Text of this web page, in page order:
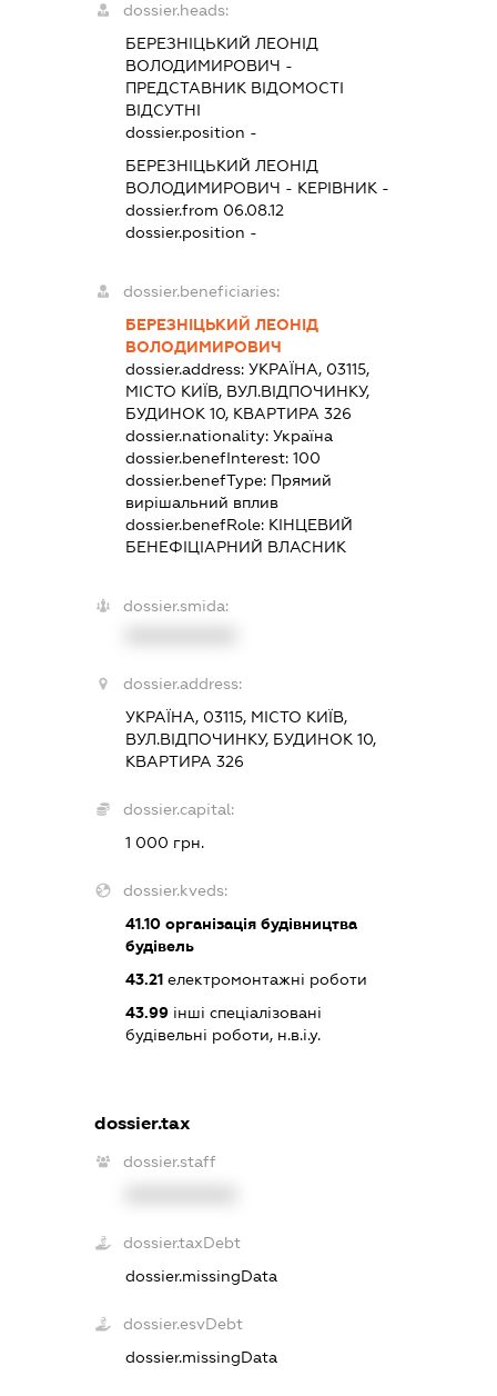
dossier.heads:
БЕРЕЗНІЦЬКИЙ ЛЕОНІД
ВОЛОДИМИРОВИЧ -
ПРЕДСТАВНИКВІДОМОСТІ
ВІДСУТНІ
dossier.position -
БЕРЕЗНІЦЬКИЙ ЛЕОНІД
ВОЛОДИМИРОВИЧ - КЕРІВНИК-
dossier.from 06.08.12
dossier.position -
dossier.beneficiaries:
БЕРЕЗНІЦЬКИЙ ЛЕОНІД
ВОЛОДИМИРОВИЧ
dossier.address: УКРАЇНА, 03115,
МІСТО КИЇВ, ВУЛ.ВІДПОЧИНКУ,
БУДИНОК 10, КВАРТИРА 326
dossier.nationality: Україна
dossier.benefInterest: 100
dossier.benefType: Прямий
вирішальний вплив
dossier.benefRole: КІНЦЕВИЙ
БЕНЕФІЦІАРНИЙ ВЛАСНИК
dossier.smida:
dossier.address:
УКРАЇНА, 03115, МІСТО КИЇВ,
ВУЛ.ВІДПОЧИНКУ, БУДИНОК 10,
КВАРТИРА 326
dossier.capital:
1 000 грн.
dossier.kveds:
41.10організація будівництва
будівель
43.21електромонтажні роботи
43.99інші спеціалізовані
будівельні роботи, н.в.і.у.
dossier.tax
dossier.staff
dossier.taxDebt
dossier.missingData
dossier.esvDebt
dossier.missingData